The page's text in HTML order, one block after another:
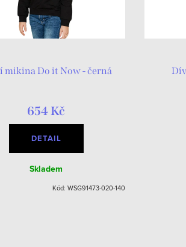
mikina Do it Now - černá
654 Kč
DETAIL
Skladem
Kód: WSG91473-020-140